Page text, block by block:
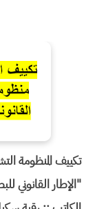
تكييف المنظومة
"الإطار القانوني